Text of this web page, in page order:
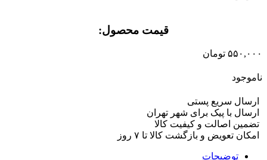
قیمت محصول:​
۵۵۰,۰۰۰ تومان
ناموجود
ارسال سریع پستی
ارسال با پیک برای شهر تهران
تضمین اصالت و کیفیت کالا
امکان تعویض و بازگشت کالا تا ۷ روز
توضیحات